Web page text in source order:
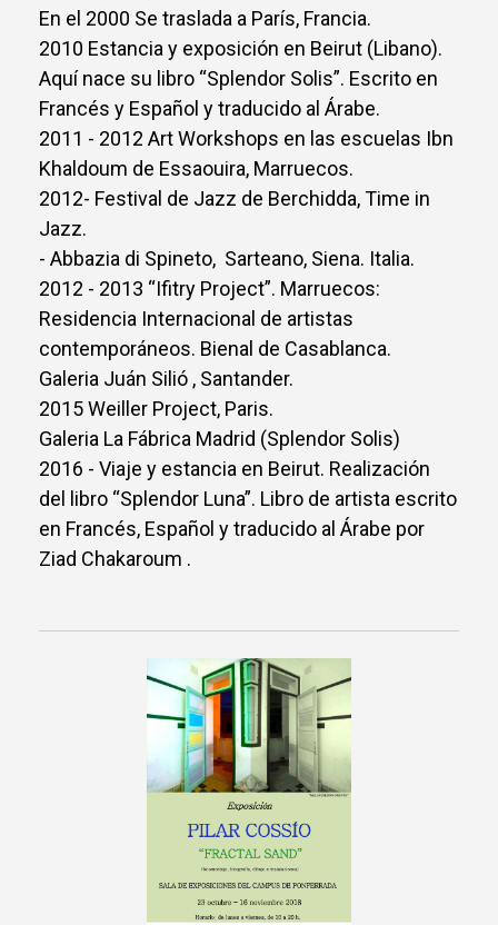
En el 2000 Se traslada a París, Francia.
2010 Estancia y exposición en Beirut (Libano).
Aquí nace su libro “Splendor Solis”. Escrito en
Francés y Español y traducido al Árabe.
2011 - 2012 Art Workshops en las escuelas Ibn
Khaldoum de Essaouira, Marruecos.
2012- Festival de Jazz de Berchidda, Time in
Jazz.
- Abbazia di Spineto, Sarteano, Siena. Italia.
2012 - 2013 “Ifitry Project”. Marruecos:
Residencia Internacional de artistas
contemporáneos. Bienal de Casablanca.
Galeria Juán Silió , Santander.
2015 Weiller Project, Paris.
Galeria La Fábrica Madrid (Splendor Solis)
2016 - Viaje y estancia en Beirut. Realización
del libro “Splendor Luna”. Libro de artista escrito
en Francés, Español y traducido al Árabe por
Ziad Chakaroum .